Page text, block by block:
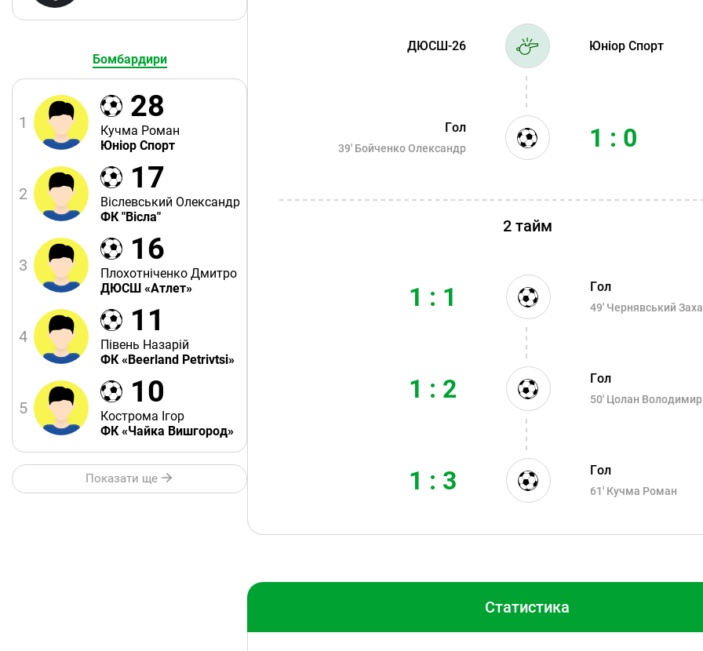
Бомбардири
1 28
Кучма Роман
Юніор Спорт
2 17
Віслевський Олександр
ФК "Вісла"
3 16
Плохотніченко Дмитро
ДЮСШ «Атлет»
4 11
Півень Назарій
ФК «Beerland Petrivtsi»
5 10
Кострома Ігор
ФК «Чайка Вишгород»
Показати ще
ДЮСШ-26 Юніор Спорт
Гол
39' Бойченко Олександр 1 : 0
2 тайм
Гол
49' Чернявський
1 : 1
Гол
50' Цолан Володимир
1 : 2
Гол
61' Кучма Роман
1 : 3
Статистика